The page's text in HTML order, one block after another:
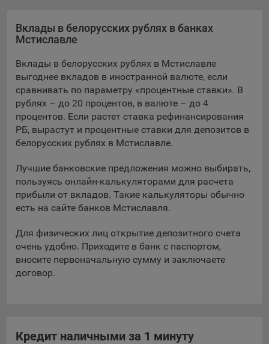
сервис показа контекстной рекламы. Адрес: Yandex
Europe AG, Werftestrasse 4, CH-6005 Luzern, Switzerland.
предоставляемый компанией Google Ireland Ltd, Gordon
House Barrow Street Dublin 4, D04E5W5 Ireland.
Сохранить мои изменения
Сохранить по умолчанию
Вклады в белорусских рублях в банках
Мстиславле
Вклады в белорусских рублях в Мстиславле
выгоднее вкладов в иностранной валюте, если
сравнивать по параметру «процентные ставки». В
рублях – до 20 процентов, в валюте – до 4
процентов. Если растет ставка рефинансирования
РБ, вырастут и процентные ставки для депозитов в
белорусских рублях в Мстиславле.
Лучшие банковские предложения можно выбирать,
пользуясь онлайн-калькуляторами для расчета
прибыли от вкладов. Такие калькуляторы обычно
есть на сайте банков Мстиславля.
Для физических лиц открытие депозитного счета
очень удобно. Приходите в банк с паспортом,
вносите первоначальную сумму и заключаете
договор.
Кредит наличными за 1 минуту